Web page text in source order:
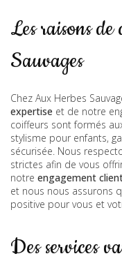
Les raisons
Sauvages
Chez Aux Herbes
expertise et de notre
coiffeurs sont formés
stylisme pour enfants,
sécurisée. Nous
strictes afin de vous
notre engagement
et nous nous assurons
positive pour vous et
Des services